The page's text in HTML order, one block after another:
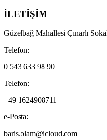
İLETİŞİM
Güzelbağ Mahallesi Çınarlı
Telefon:
0 543 633 98 90
Telefon:
+49 1624908711
e-Posta:
baris.olam@icloud.com